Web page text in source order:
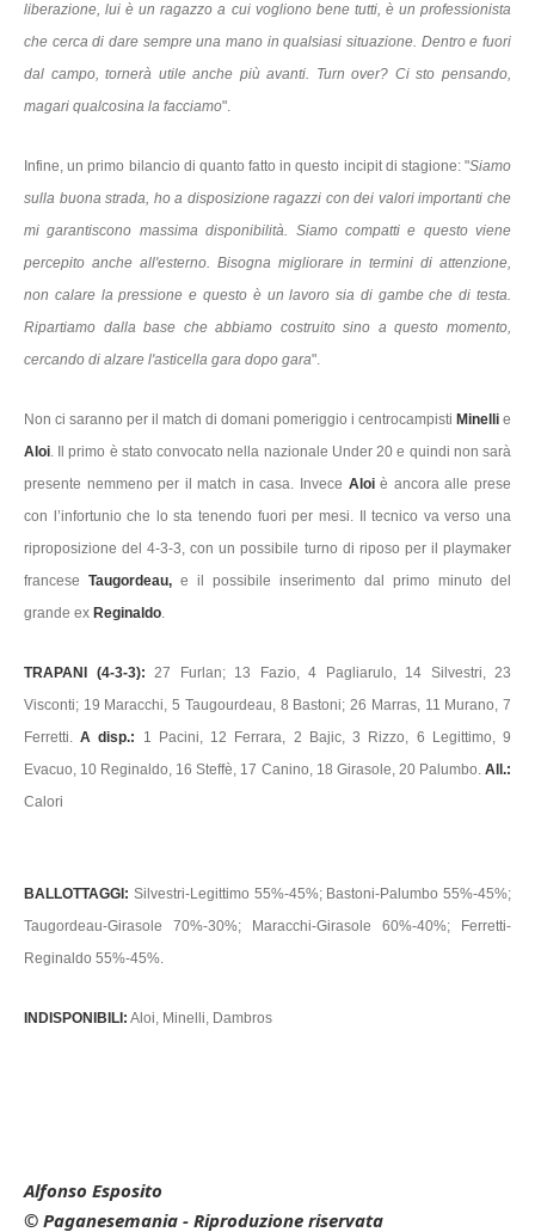
liberazione, lui è un ragazzo a cui vogliono bene tutti, è un professionista
che cerca di dare sempre una mano in qualsiasi situazione. Dentro e fuori
dal campo, tornerà utile anche più avanti. Turn over? Ci sto pensando,
magari qualcosina la facciamo".
Infine, un primo bilancio di quanto fatto in questo incipit di stagione: "Siamo
sulla buona strada, ho a disposizione ragazzi con dei valori importanti che
mi garantiscono massima disponibilità. Siamo compatti e questo viene
percepito anche all'esterno. Bisogna migliorare in termini di attenzione,
non calare la pressione e questo è un lavoro sia di gambe che di testa.
Ripartiamo dalla base che abbiamo costruito sino a questo momento,
cercando di alzare l'asticella gara dopo gara".
Non ci saranno per il match di domani pomeriggio i centrocampisti Minelli e
Aloi. Il primo è stato convocato nella nazionale Under 20 e quindi non sarà
presente nemmeno per il match in casa. Invece Aloiè ancora alle prese
con l’infortunio che lo sta tenendo fuori per mesi. Il tecnico va verso una
riproposizione del 4-3-3, con un possibile turno di riposo per il playmaker
francese Taugordeau, e il possibile inserimento dal primo minuto del
grande ex Reginaldo.
TRAPANI (4-3-3): 27 Furlan; 13 Fazio, 4 Pagliarulo, 14 Silvestri, 23
Visconti; 19 Maracchi, 5 Taugourdeau, 8 Bastoni; 26 Marras, 11 Murano, 7
Ferretti.A disp.:
1 Pacini, 12 Ferrara, 2 Bajic, 3 Rizzo, 6 Legittimo, 9
Evacuo, 10 Reginaldo, 16 Steffè, 17 Canino, 18 Girasole, 20 Palumbo. All.:
Calori
BALLOTTAGGI: Silvestri-Legittimo 55%-45%; Bastoni-Palumbo 55%-45%;
Taugordeau-Girasole 70%-30%; Maracchi-Girasole 60%-40%; Ferretti-
Reginaldo 55%-45%.
INDISPONIBILI: Aloi, Minelli, Dambros
Alfonso Esposito
© Paganesemania - Riproduzione riservata